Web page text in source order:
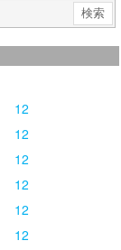
12
12
12
12
12
12